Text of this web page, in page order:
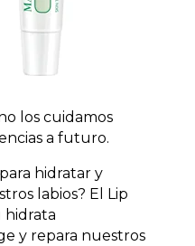
los cuidamos
a futuro.
hidratar y
labios? El Lip
hidrata
y repara nuestros